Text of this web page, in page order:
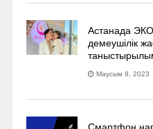
Астанада
демеушілік
Маусым 8, 2023